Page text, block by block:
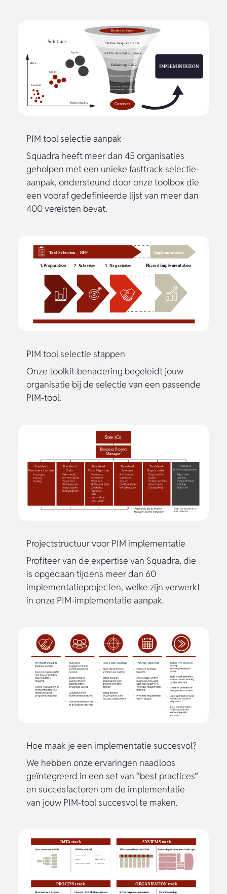
PIM tool selectie aanpak
Squadra heeft meer dan 45 organisaties
geholpen met een unieke fasttrack selectie-
aanpak, ondersteund door onze toolbox die
een vooraf gedefinieerde lijst van meer dan
400 vereisten bevat.
PIM tool selectie stappen
Onze toolkit-benadering begeleidt jouw
organisatie bij de selectie van een passende
PIM-tool.
Projectstructuur voor PIM implementatie
Profiteer van de expertise van Squadra, die
is opgedaan tijdens meer dan 60
implementatieprojecten, welke zijn verwerkt
in onze PIM-implementatie aanpak.
Hoe maak je een implementatie succesvol?
We hebben onze ervaringen naadloos
geïntegreerd in een set van “best practices”
en succesfactoren om de implementatie
van jouw PIM-tool succesvol te maken.